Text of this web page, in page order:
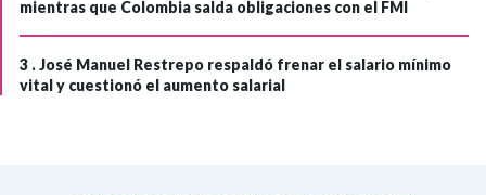
mientras que Colombia salda obligaciones con el FMI
3 .José Manuel Restrepo respaldó frenar el salario mínimo
vital y cuestionó el aumento salarial